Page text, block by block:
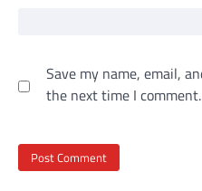
Save my name, email,
the next time I comment.